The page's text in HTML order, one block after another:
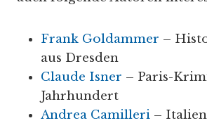
Frank Goldammer –
aus Dresden
Claude Isner – Paris-
Jahrhundert
Andrea Camilleri –